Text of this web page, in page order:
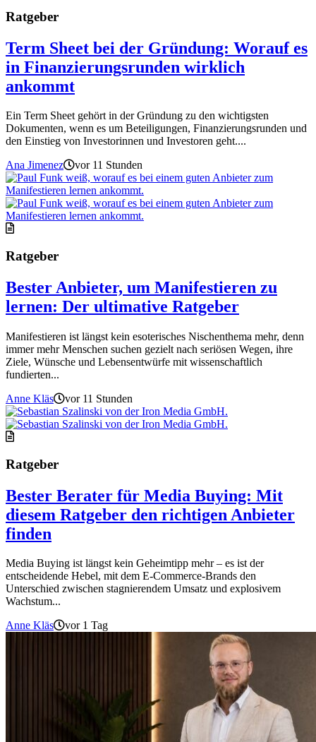
Ratgeber
Term Sheet bei der Gründung: Worauf es
in Finanzierungsrunden wirklich
ankommt
Ein Term Sheet gehört in der Gründung zu den wichtigsten
Dokumenten, wenn es um Beteiligungen, Finanzierungsrunden und
den Einstieg von Investorinnen und Investoren geht....
Ana Jimenez
vor 11 Stunden
Ratgeber
Bester Anbieter, um Manifestieren zu
lernen: Der ultimative Ratgeber
Manifestieren ist längst kein esoterisches Nischenthema mehr, denn
immer mehr Menschen suchen gezielt nach seriösen Wegen, ihre
Ziele, Wünsche und Lebensentwürfe mit wissenschaftlich
fundierten...
Anne Kläs
vor 11 Stunden
Ratgeber
Bester Berater für Media Buying: Mit
diesem Ratgeber den richtigen Anbieter
finden
Media Buying ist längst kein Geheimtipp mehr – es ist der
entscheidende Hebel, mit dem E-Commerce-Brands den
Unterschied zwischen stagnierendem Umsatz und explosivem
Wachstum...
Anne Kläs
vor 1 Tag